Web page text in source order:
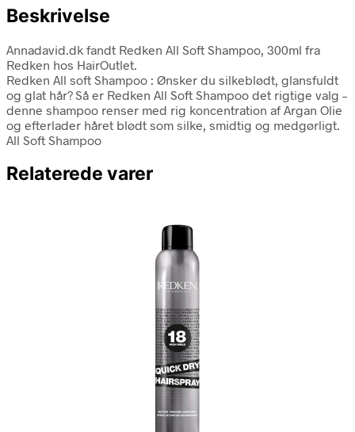
Beskrivelse
Annadavid.dk fandt Redken All Soft Shampoo, 300ml fra
Redken hos HairOutlet.
Redken All soft Shampoo : Ønsker du silkeblødt, glansfuldt
og glat hår? Så er Redken All Soft Shampoo det rigtige valg –
denne shampoo renser med rig koncentration af Argan Olie
og efterlader håret blødt som silke, smidtig og medgørligt.
All Soft Shampoo
Relaterede varer